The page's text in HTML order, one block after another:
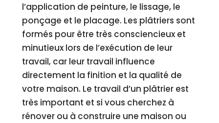
l’application de peinture, le lissage, le
ponçage et le placage. Les plâtriers sont
formés pour être très consciencieux et
minutieux lors de l’exécution de leur
travail, car leur travail influence
directement la finition et la qualité de
votre maison. Le travail d’un plâtrier est
très important et si vous cherchez à
rénover ou à construire une maison ou